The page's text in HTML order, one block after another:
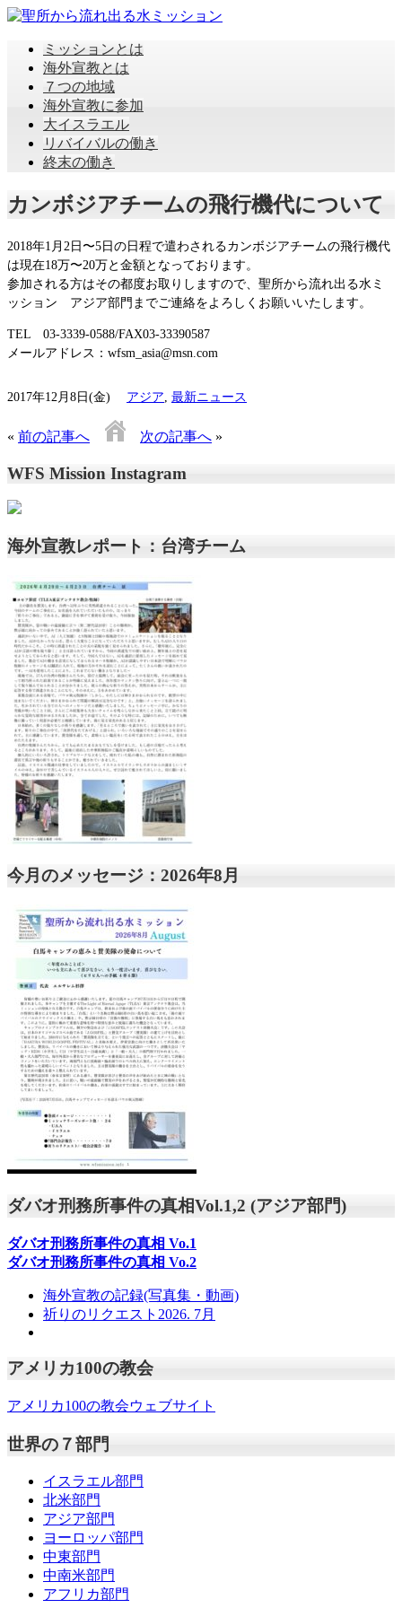
ミッションとは
海外宣教とは
７つの地域
海外宣教に参加
大イスラエル
リバイバルの働き
終末の働き
カンボジアチームの飛行機代について
2018年1月2日〜5日の日程で遣わされるカンボジアチームの飛行機代
は現在18万〜20万と金額となっております。
参加される方はその都度お取りしますので、聖所から流れ出る水ミ
ッション アジア部門までご連絡をよろしくお願いいたします。
TEL 03-3339-0588/FAX03-33390587
メールアドレス：wfsm_asia@msn.com
2017年12月8日(金) アジア 最新ニュース
« 前の記事へ 次の記事へ »
WFS Mission Instagram
海外宣教レポート：台湾チーム
今月のメッセージ：2026年8月
ダバオ刑務所事件の真相Vol.1,2 (アジア部門)
ダバオ刑務所事件の真相 Vo.1
ダバオ刑務所事件の真相 Vo.2
海外宣教の記録(写真集・動画)
祈りのリクエスト2026. 7月
アメリカ100の教会
アメリカ100の教会ウェブサイト
世界の７部門
イスラエル部門
北米部門
アジア部門
ヨーロッパ部門
中東部門
中南米部門
アフリカ部門